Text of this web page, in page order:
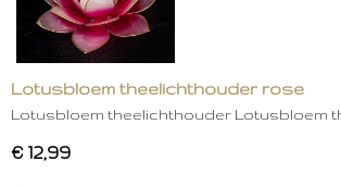
Lotusbloem theelichthouder rose
Lotusbloem theelichthouder Lotusbloem
€ 12,99